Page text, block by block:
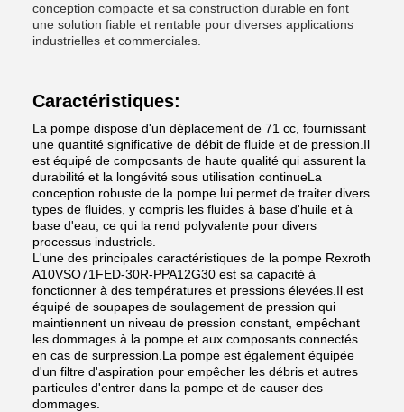
conception compacte et sa construction durable en font
une solution fiable et rentable pour diverses applications
industrielles et commerciales.
Caractéristiques:
La pompe dispose d'un déplacement de 71 cc, fournissant
une quantité significative de débit de fluide et de pression.Il
est équipé de composants de haute qualité qui assurent la
durabilité et la longévité sous utilisation continueLa
conception robuste de la pompe lui permet de traiter divers
types de fluides, y compris les fluides à base d'huile et à
base d'eau, ce qui la rend polyvalente pour divers
processus industriels.
L'une des principales caractéristiques de la pompe Rexroth
A10VSO71FED-30R-PPA12G30 est sa capacité à
fonctionner à des températures et pressions élevées.Il est
équipé de soupapes de soulagement de pression qui
maintiennent un niveau de pression constant, empêchant
les dommages à la pompe et aux composants connectés
en cas de surpression.La pompe est également équipée
d'un filtre d'aspiration pour empêcher les débris et autres
particules d'entrer dans la pompe et de causer des
dommages.